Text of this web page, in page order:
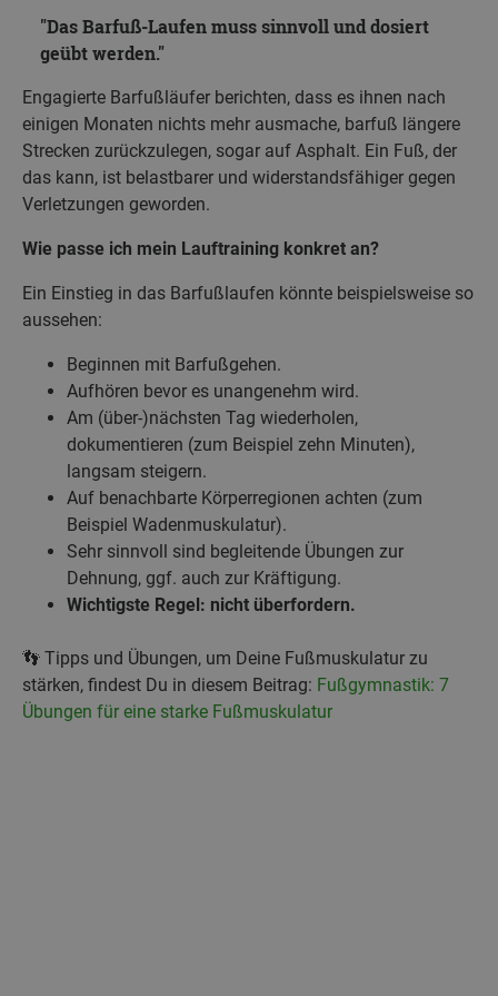
Das Barfuß-Laufen muss sinnvoll und dosiert
geübt werden.
Engagierte Barfußläufer berichten, dass es ihnen nach
einigen Monaten nichts mehr ausmache, barfuß längere
Strecken zurückzulegen, sogar auf Asphalt. Ein Fuß, der
das kann, ist belastbarer und widerstandsfähiger gegen
Verletzungen geworden.
Wie passe ich mein Lauftraining konkret an?
Ein Einstieg in das Barfußlaufen könnte beispielsweise so
aussehen:
Beginnen mit Barfußgehen.
Aufhören bevor es unangenehm wird.
Am (über-)nächsten Tag wiederholen,
dokumentieren (zum Beispiel zehn Minuten),
langsam steigern.
Auf benachbarte Körperregionen achten (zum
Beispiel Wadenmuskulatur).
Sehr sinnvoll sind begleitende Übungen zur
Dehnung, ggf. auch zur Kräftigung.
Wichtigste Regel: nicht überfordern.
👣 Tipps und Übungen, um Deine Fußmuskulatur zu
stärken, findest Du in diesem Beitrag: Fußgymnastik: 7
Übungen für eine starke Fußmuskulatur